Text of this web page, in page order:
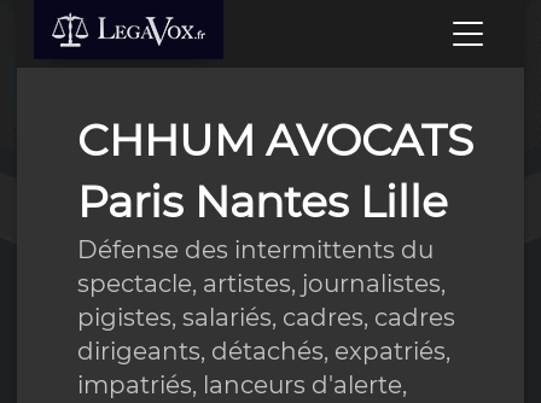
CHHUM AVOCATS
Paris Nantes Lille
Défense des intermittents du
spectacle, artistes, journalistes,
pigistes, salariés, cadres, cadres
dirigeants, détachés, expatriés,
impatriés, lanceurs d'alerte,